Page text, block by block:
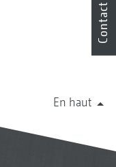
En haut
Contact